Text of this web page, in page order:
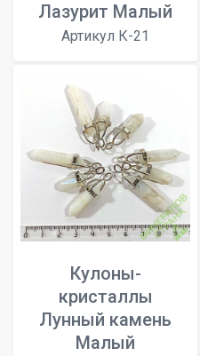
Лазурит Малый
Артикул К-21
Кулоны-
кристаллы
Лунный камень
Малый